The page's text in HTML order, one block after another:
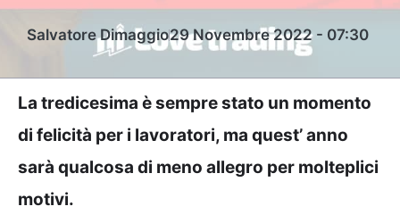
Salvatore Dimaggio29 Novembre 2022 - 07:30
La tredicesima è sempre stato un momento
di felicità per i lavoratori, ma quest’ anno
sarà qualcosa di meno allegro per molteplici
motivi.